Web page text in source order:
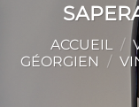
ACCUEIL /
GÉORGIEN /